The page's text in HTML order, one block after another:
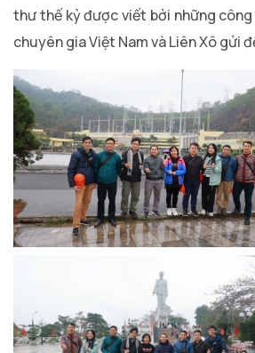
thư thế kỷ được viết bởi những công
chuyên gia Việt Nam và Liên Xô gửi